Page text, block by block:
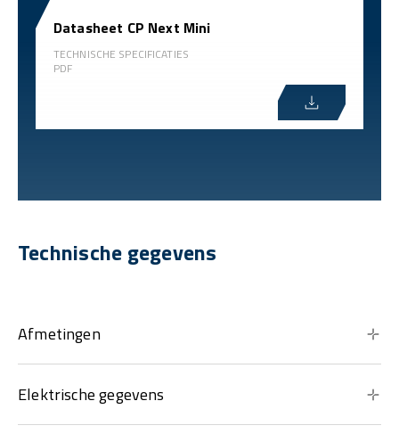
Datasheet CP Next Mini
TECHNISCHE SPECIFICATIES
PDF
Technische gegevens
Afmetingen
Elektrische gegevens